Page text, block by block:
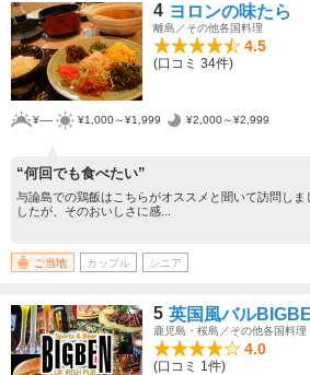
4 ヨロンの味たら
離島／その他各国料理
4.5
(口コミ 34件)
¥---- ¥1,000～¥1,999 ¥2,000～¥2,999
“何回でも食べたい”
与論島での鶏飯はこちらがオススメと聞いて訪問しま
したが、そのおいしさに感...
ご当地 カップル シニア
5 英国風バル
鹿児島・桜島／その他各国料理
4.0
(口コミ 1件)